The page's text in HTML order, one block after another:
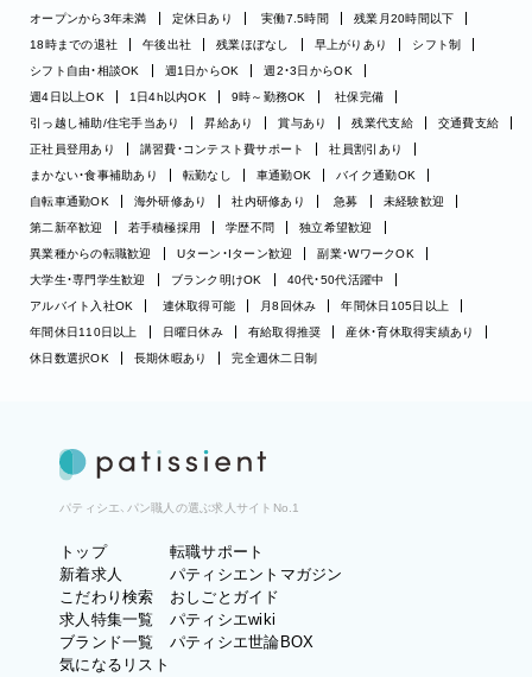
オープンから3年未満
定休日あり 実働7.5時間
残業月20時間以下
18時までの退社
午後出社 残業ほぼなし 早上がりあり
シフト制
シフト自由・相談OK
週1日からOK
週2・3日からOK
週4日以上OK
1日4h以内OK 9時～勤務OK
社保完備
引っ越し補助/住宅手当あり
昇給あり 賞与あり 残業代支給
交通費支給
正社員登用あり
講習費・コンテスト費サポート
社員割引あり
まかない・食事補助あり
転勤なし 車通勤OK
バイク通勤OK
自転車通勤OK
海外研修あり 社内研修あり 急募
未経験歓迎
第二新卒歓迎
若手積極採用 学歴不問
独立希望歓迎
異業種からの転職歓迎
Uターン・Iターン歓迎
副業・WワークOK
大学生・専門学生歓迎
ブランク明けOK
40代・50代活躍中
アルバイト入社OK
連休取得可能 月8回休み
年間休日105日以上
年間休日110日以上
日曜日休み 有給取得推奨
産休・育休取得実績あり
休日数選択OK
長期休暇あり 完全週休二日制
パティシエ、パン職人の選ぶ求人サイトNo.1
トップ
新着求人
こだわり検索
求人特集一覧
ブランド一覧
気になるリスト
転職サポート
パティシエントマガジン
おしごとガイド
パティシエwiki
パティシエ世論BOX